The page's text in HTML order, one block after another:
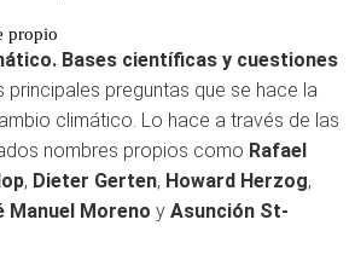
propio
Bases científicas y cuestiones
principales preguntas que se hace la
climático. Lo hace a través de las
nombres propios como Rafael
, Dieter Gerten, Howard Herzog,
Manuel Moreno y Asunción St-